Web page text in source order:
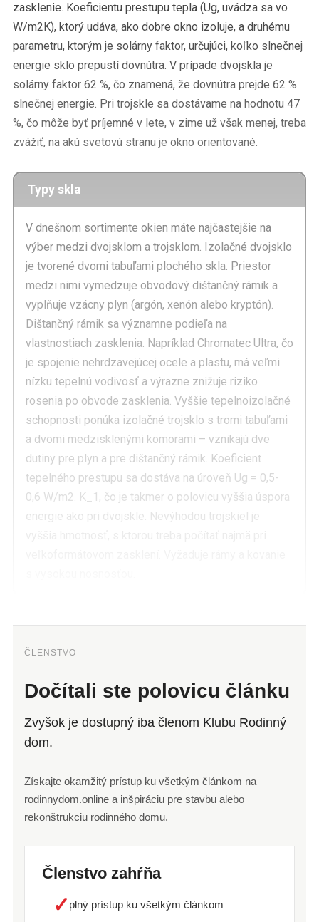
zasklenie. Koeficientu prestupu tepla (Ug, uvádza sa vo
W/m2K), ktorý udáva, ako dobre okno izoluje, a druhému
parametru, ktorým je solárny faktor, určujúci, koľko slnečnej
energie sklo prepustí dovnútra. V prípade dvojskla je
solárny faktor 62 %, čo znamená, že dovnútra prejde 62 %
slnečnej energie. Pri trojskle sa dostávame na hodnotu 47
%, čo môže byť príjemné v lete, v zime už však menej, treba
zvážiť, na akú svetovú stranu je okno orientované.
Typy skla
V dnešnom sortimente okien máte najčastejšie na
výber medzi dvojsklom a trojsklom. Izolačné dvojsklo
je tvorené dvomi tabuľami plochého skla. Priestor
medzi nimi vymedzuje obvodový dištančný rámik a
vyplňuje vzácny plyn (argón, xenón alebo kryptón).
Dištančný rámik sa významne podieľa na
vlastnostiach zasklenia. Napríklad Chromatec Ultra, čo
je spojenie nehrdzavejúcej ocele a plastu, má veľmi
nízku tepelnú vodivosť a výrazne znižuje riziko
rosenia po obvode zasklenia. Vyššie tepelnoizolačné
schopnosti ponúka izolačné trojsklo s tromi tabuľami
a dvomi medzisklenými komorami – vznikajú dve
dutiny pre plyn a pre dištančný rámik. Koeficient
tepelného prestupu sa dostáva na úroveň Ug = 0,5-
0,6 W/m2. K_1, čo je takmer o polovicu vyššia úspora
energie ako pri dvojskle. Nevýhodou trojskiel je
ČLENSTVO
Dočítali ste polovicu článku
Zvyšok je dostupný iba členom Klubu Rodinný
dom.
Získajte okamžitý prístup ku všetkým článkom na
rodinnydom.online a inšpiráciu pre stavbu alebo
rekonštrukciu rodinného domu.
Členstvo zahŕňa
✓ plný prístup ku všetkým článkom